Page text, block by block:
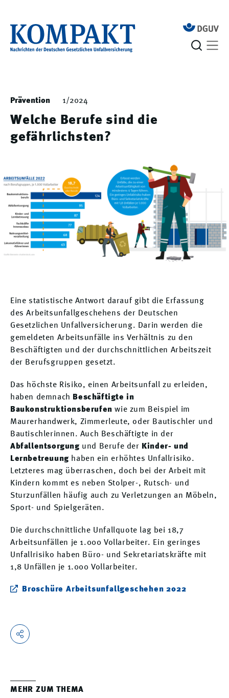
Prävention 1/2024
Welche Berufe sind die
gefährlichsten?
Eine statistische Antwort darauf gibt die Erfassung
des Arbeitsunfallgeschehens der Deutschen
Gesetzlichen Unfallversicherung. Darin werden die
gemeldeten Arbeitsunfälle ins Verhältnis zu den
Beschäftigten und der durchschnittlichen Arbeitszeit
der Berufsgruppen gesetzt.
Das höchste Risiko, einen Arbeitsunfall zu erleiden,
haben demnach
Beschäftigte in
Baukonstruktionsberufen wie zum Beispiel im
Maurerhandwerk, Zimmerleute, oder Bautischler und
Bautischlerinnen. Auch Beschäftigte in der
Abfallentsorgung und Berufe der Kinder- und
Lernbetreuung haben ein erhöhtes Unfallrisiko.
Letzteres mag überraschen, doch bei der Arbeit mit
Kindern kommt es neben Stolper-, Rutsch- und
Sturzunfällen häufig auch zu Verletzungen an Möbeln,
Sport- und Spielgeräten.
Die durchschnittliche Unfallquote lag bei 18,7
Arbeitsunfällen je 1.000 Vollarbeiter. Ein geringes
Unfallrisiko haben Büro- und Sekretariatskräfte mit
1,8 Unfällen je 1.000 Vollarbeiter.
Broschüre Arbeitsunfallgeschehen 2022
MEHR ZUM THEMA